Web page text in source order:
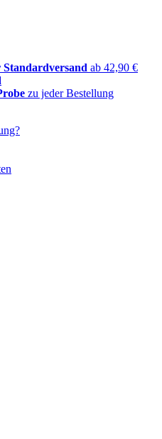
Standardversand ab 42,90 €
zu jeder Bestellung